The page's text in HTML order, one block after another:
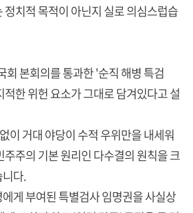
치적 목적이 아닌지 실로 의심스럽습
회 본회의를 통과한 '순직 해병 특검
한 위헌 요소가 그대로 담겨있다고 설
이 거대 야당이 수적 우위만을 내세워
주의 기본 원리인 다수결의 원칙을 크
다.
게 부여된 특별검사 임명권을 사실상